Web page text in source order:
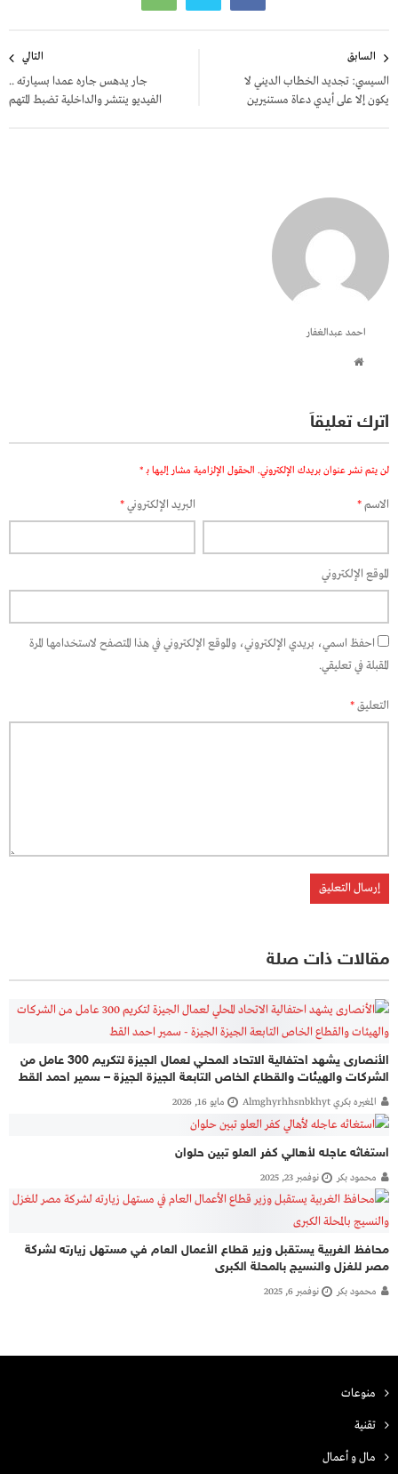
المقالات
السابق
السيسي: تجديد الخطاب الديني لا
يكون إلا على أيدي دعاة مستنيرين
التالي
جار يدهس جاره عمدا بسيارته ..
الفيديو ينتشر والداخلية تضبط المتهم
احمد عبدالغفار
اترك تعليقاً
لن يتم نشر عنوان بريدك الإلكتروني. الحقول الإلزامية مشار إليها بـ *
الاسم* البريد الإلكتروني*
الموقع الإلكتروني
احفظ اسمي، بريدي الإلكتروني، والموقع الإلكتروني في هذا المتصفح لاستخدامها المرة
المقبلة في تعليقي.
التعليق*
مقالات ذات صلة
الأنصارى يشهد احتفالية الاتحاد المحلي لعمال الجيزة لتكريم 300 عامل من
الشركات والهيئات والقطاع الخاص التابعة الجيزة الجيزة – سمير احمد القط
المغيره بكري Almghyrhhsnbkhyt مايو 16, 2026
استغاثه عاجله لأهالي كفر العلو تبين حلوان
محمود بكر نوفمبر 23, 2025
محافظ الغربية يستقبل وزير قطاع الأعمال العام في مستهل زيارته لشركة
مصر للغزل والنسيج بالمحلة الكبرى
محمود بكر نوفمبر 6, 2025
منوعات
تقنية
مال و أعمال